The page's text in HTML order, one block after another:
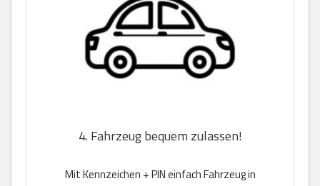
4. Fahrzeug bequem zulassen!
Mit Kennzeichen + PIN einfach Fahrzeug in